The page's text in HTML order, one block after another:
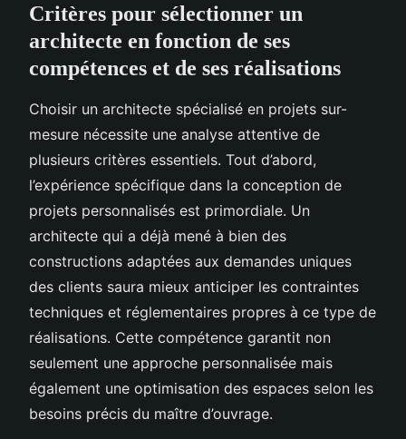
Critères pour sélectionner un
architecte en fonction de ses
compétences et de ses réalisations
Choisir un architecte spécialisé en projets sur-
mesure nécessite une analyse attentive de
plusieurs critères essentiels. Tout d’abord,
l’expérience spécifique dans la conception de
projets personnalisés est primordiale. Un
architecte qui a déjà mené à bien des
constructions adaptées aux demandes uniques
des clients saura mieux anticiper les contraintes
techniques et réglementaires propres à ce type de
réalisations. Cette compétence garantit non
seulement une approche personnalisée mais
également une optimisation des espaces selon les
besoins précis du maître d’ouvrage.